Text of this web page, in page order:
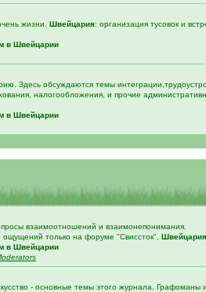
жизни. Швейцария: организация тусовок и
в Швейцарии
Здесь обсуждаются темы
налогообложения, и прочие
в Швейцарии
взаимоотношений и взаимонепонимания.
ощущений только на форуме "Свиссток", Швейцария
в Швейцарии
- основные темы этого журнала. Графоманы